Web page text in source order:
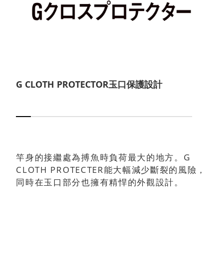
G CLOTH PROTECTOR玉口保護設計
竿身的接繼處為搏魚時負荷最大的地方。G
CLOTH PROTECTER能大幅減少斷裂的風險，
同時在玉口部分也擁有精悍的外觀設計。